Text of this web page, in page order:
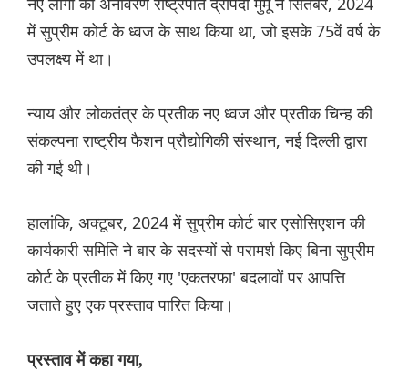
में सुप्रीम कोर्ट के ध्वज के साथ किया था, जो इसके 75वें वर्ष के
उपलक्ष्य में था।
न्याय और लोकतंत्र के प्रतीक नए ध्वज और प्रतीक चिन्ह की
संकल्पना राष्ट्रीय फैशन प्रौद्योगिकी संस्थान, नई दिल्ली द्वारा
की गई थी।
हालांकि, अक्टूबर, 2024 में सुप्रीम कोर्ट बार एसोसिएशन की
कार्यकारी समिति ने बार के सदस्यों से परामर्श किए बिना सुप्रीम
कोर्ट के प्रतीक में किए गए 'एकतरफा' बदलावों पर आपत्ति
जताते हुए एक प्रस्ताव पारित किया।
प्रस्ताव में कहा गया,